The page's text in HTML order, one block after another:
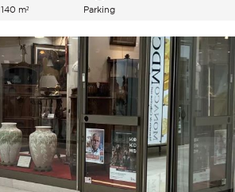
140 m² Parking